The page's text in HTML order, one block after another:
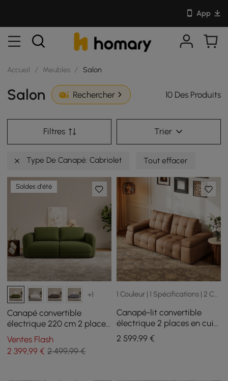
App
Accueil / Meubles / Salon
Salon Rechercher 10 Des Produits
Filtres Trier
Type De Canapé: Cabriolet Tout effacer
Soldes d'été
+1
Canapé convertible
électrique 220 cm 2 places
en chenille
Ventes Flash
2 399,99 € 2 499,99 €
1 Couleur | 1 Spécifications | 2 Configuration
Canapé-lit convertible
électrique 2 places en cuir
véritable de 243cm avec
accoudoirs réglables
2 599,99€